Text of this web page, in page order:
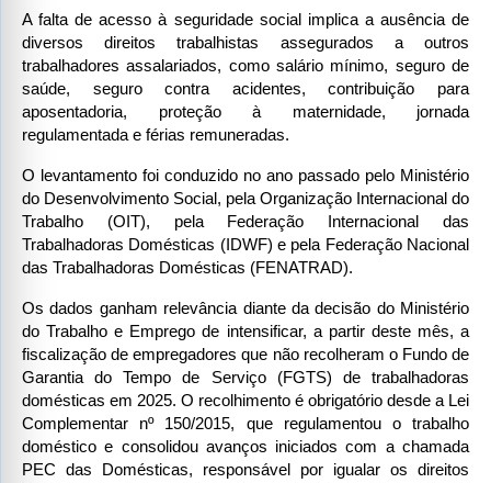
A falta de acesso à seguridade social implica a ausência de
diversos direitos trabalhistas assegurados a outros
trabalhadores assalariados, como salário mínimo, seguro de
saúde, seguro contra acidentes, contribuição para
aposentadoria, proteção à maternidade, jornada
regulamentada e férias remuneradas.
O levantamento foi conduzido no ano passado pelo Ministério
do Desenvolvimento Social, pela Organização Internacional do
Trabalho (OIT), pela Federação Internacional das
Trabalhadoras Domésticas (IDWF) e pela Federação Nacional
das Trabalhadoras Domésticas (FENATRAD).
Os dados ganham relevância diante da decisão do Ministério
do Trabalho e Emprego de intensificar, a partir deste mês, a
fiscalização de empregadores que não recolheram o Fundo de
Garantia do Tempo de Serviço (FGTS) de trabalhadoras
domésticas em 2025. O recolhimento é obrigatório desde a Lei
Complementar nº 150/2015, que regulamentou o trabalho
doméstico e consolidou avanços iniciados com a chamada
PEC das Domésticas, responsável por igualar os direitos